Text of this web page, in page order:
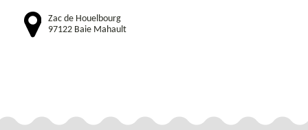
Zac de Houelbourg
97122 Baie Mahault